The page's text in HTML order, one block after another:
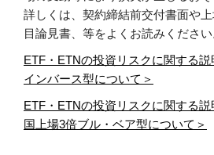
詳しくは、契約締結前交付書面や上
目論見書、等をよくお読みください
ETF・ETNの投資リスクに関する説
インバース型について＞
ETF・ETNの投資リスクに関する
国上場3倍ブル・ベア型について＞